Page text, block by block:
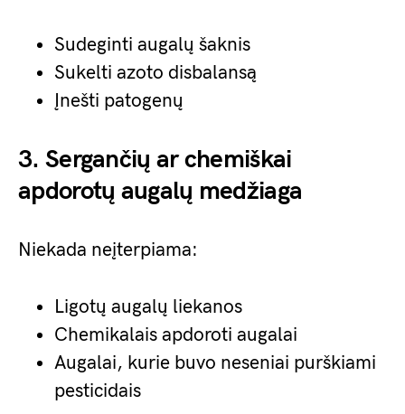
Sudeginti augalų šaknis
Sukelti azoto disbalansą
Įnešti patogenų
3. Sergančių ar chemiškai
apdorotų augalų medžiaga
Niekada neįterpiama:
Ligotų augalų liekanos
Chemikalais apdoroti augalai
Augalai, kurie buvo neseniai purškiami
pesticidais